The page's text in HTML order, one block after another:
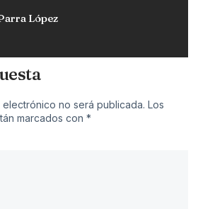
López
no será publicada. Los
marcados con *